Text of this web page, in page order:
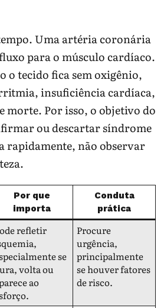
Uma artéria coronária
para o músculo cardíaco.
o tecido fica sem oxigênio,
insuficiência cardíaca,
morte. Por isso, o objetivo do
ou descartar síndrome
rapidamente, não observar
Por que
importa
Conduta
prática
refletir
se
volta ou
ao
Procure
urgência,
principalmente
se houver fatores
de risco.